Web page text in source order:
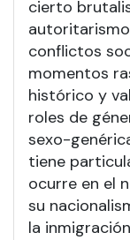
cierto
conflictos
momentos
histórico y
roles de
sexo-
tiene
ocurre en el
su
la